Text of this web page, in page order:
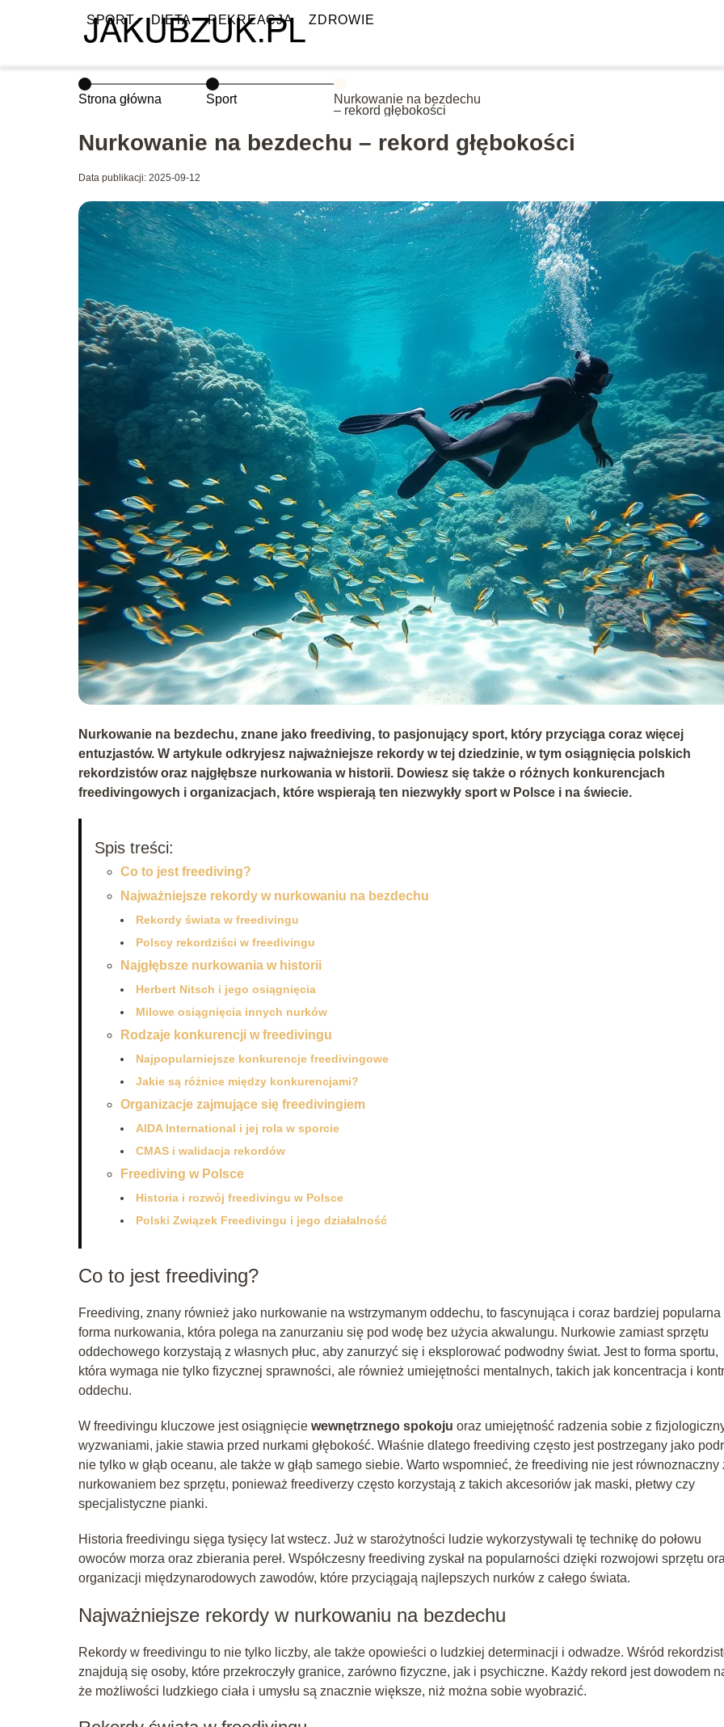
SPORT DIETA REKREACJA ZDROWIE
Strona główna Sport
Nurkowanie na bezdechu
– rekord głębokości
Nurkowanie na bezdechu – rekord głębokości
Data publikacji: 2025-09-12
Nurkowanie na bezdechu, znane jako freediving, to pasjonujący sport, który przyciąga coraz więcej
entuzjastów. W artykule odkryjesz najważniejsze rekordy w tej dziedzinie, w tym osiągnięcia polskich
rekordzistów oraz najgłębsze nurkowania w historii. Dowiesz się także o różnych konkurencjach
freedivingowych i organizacjach, które wspierają ten niezwykły sport w Polsce i na świecie.
Spis treści:
Co to jest freediving?
Najważniejsze rekordy w nurkowaniu na bezdechu
Rekordy świata w freedivingu
Polscy rekordziści w freedivingu
Najgłębsze nurkowania w historii
Herbert Nitsch i jego osiągnięcia
Milowe osiągnięcia innych nurków
Rodzaje konkurencji w freedivingu
Najpopularniejsze konkurencje freedivingowe
Jakie są różnice między konkurencjami?
Organizacje zajmujące się freedivingiem
AIDA International i jej rola w sporcie
CMAS i walidacja rekordów
Freediving w Polsce
Historia i rozwój freedivingu w Polsce
Polski Związek Freedivingu i jego działalność
Co to jest freediving?
Freediving, znany również jako nurkowanie na wstrzymanym oddechu, to fascynująca i coraz bardziej popularna
forma nurkowania, która polega na zanurzaniu się pod wodę bez użycia akwalungu. Nurkowie zamiast sprzętu
oddechowego korzystają z własnych płuc, aby zanurzyć się i eksplorować podwodny świat. Jest to forma sportu,
która wymaga nie tylko fizycznej sprawności, ale również umiejętności mentalnych, takich jak koncentracja i
oddechu.
W freedivingu kluczowe jest osiągnięcie wewnętrznego spokoju oraz umiejętność radzenia sobie z
wyzwaniami, jakie stawia przed nurkami głębokość. Właśnie dlatego freediving często jest postrzegany jako
nie tylko w głąb oceanu, ale także w głąb samego siebie. Warto wspomnieć, że freediving nie jest równoznaczny
nurkowaniem bez sprzętu, ponieważ freediverzy często korzystają z takich akcesoriów jak maski, płetwy czy
specjalistyczne pianki.
Historia freedivingu sięga tysięcy lat wstecz. Już w starożytności ludzie wykorzystywali tę technikę do połowu
owoców morza oraz zbierania pereł. Współczesny freediving zyskał na popularności dzięki rozwojowi sprzętu
organizacji międzynarodowych zawodów, które przyciągają najlepszych nurków z całego świata.
Najważniejsze rekordy w nurkowaniu na bezdechu
Rekordy w freedivingu to nie tylko liczby, ale także opowieści o ludzkiej determinacji i odwadze. Wśród
znajdują się osoby, które przekroczyły granice, zarówno fizyczne, jak i psychiczne. Każdy rekord jest dowodem
że możliwości ludzkiego ciała i umysłu są znacznie większe, niż można sobie wyobrazić.